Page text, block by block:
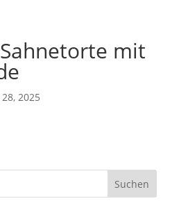
mit
2025
Suchen